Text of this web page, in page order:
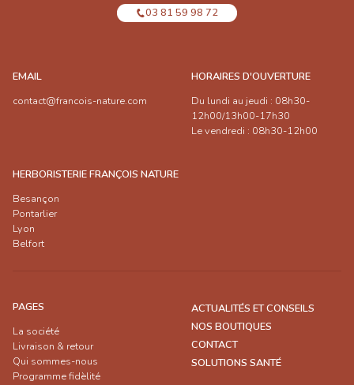
03 81 59 98 72
EMAIL
contact@francois-nature.com
HORAIRES D'OUVERTURE
Du lundi au jeudi : 08h30-
12h00/13h00-17h30
Le vendredi : 08h30-12h00
HERBORISTERIE FRANÇOIS NATURE
Besançon
Pontarlier
Lyon
Belfort
PAGES
La société
Livraison & retour
Qui sommes-nous
Programme fidèlité
ACTUALITÉS ET CONSEILS
NOS BOUTIQUES
CONTACT
SOLUTIONS SANTÉ